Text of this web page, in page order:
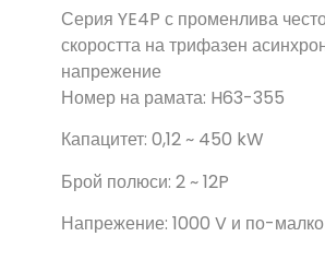
Серия YE4P с променлива
скоростта на трифазен
напрежение
Номер на рамата: H63-355
Капацитет: 0,12 ~ 450 kW
Брой полюси: 2 ~ 12P
Напрежение: 1000 V и по-малко